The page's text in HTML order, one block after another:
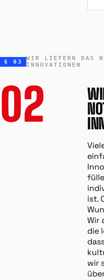
§ 03
WIR LIEFERN DAS
INNOVATIONEN
02
ist.
Wir
die
wir